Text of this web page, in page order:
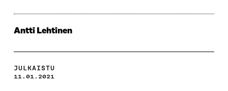
Antti Lehtinen
JULKAISTU
11.01.2021